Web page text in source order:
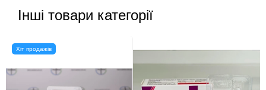
Інші товари категорії
Хіт продажів